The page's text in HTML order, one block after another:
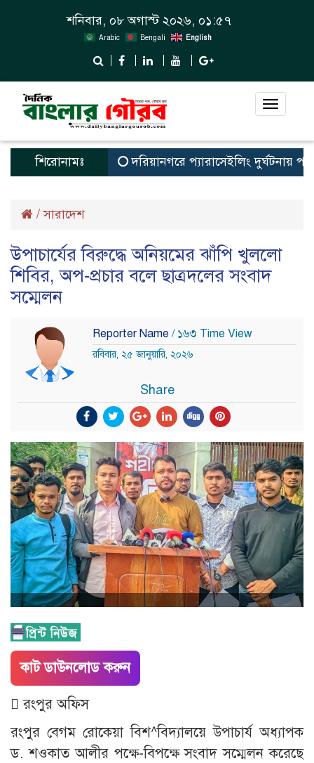
শনিবার, ০৮ অগাস্ট ২০২৬, ০১:৫৭
Arabic Bengali English
Toggle
শিরোনামঃ দরিয়ানগরে প্যারাসেইলিং দুর্ঘটনায়
/সারাদেশ
উপাচার্যের বিরুদ্ধে অনিয়মের ঝাঁপি খুললো
শিবির, অপ-প্রচার বলে ছাত্রদলের সংবাদ
সম্মেলন
Reporter Name / ১৬৩ Time View
রবিবার, ২৫ জানুয়ারি, ২০২৬
Share
কাট ডাউনলোড করুন
 রংপুর অফিস
রংপুর বেগম রোকেয়া বিশ^বিদ্যালয়ে উপাচার্য অধ্যাপক
ড. শওকাত আলীর পক্ষে-বিপক্ষে সংবাদ সম্মেলন করেছে